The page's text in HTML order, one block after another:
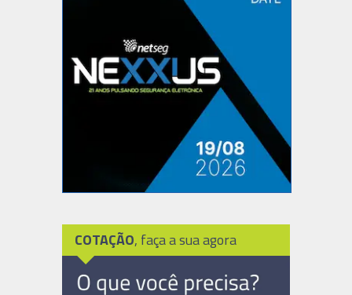
COTAÇÃO, faça a sua agora